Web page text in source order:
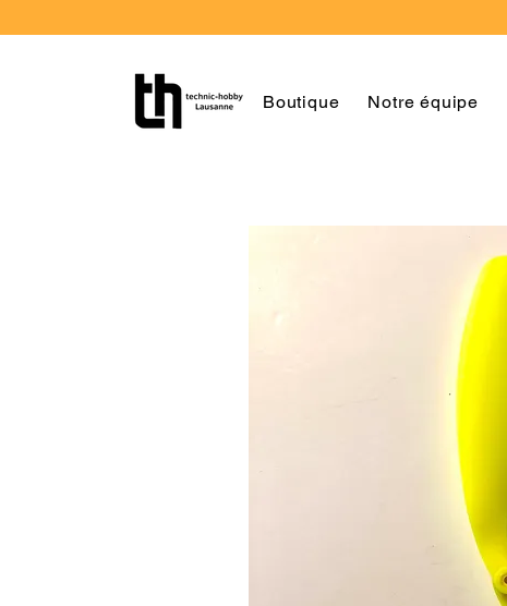
Boutique Notre équipe